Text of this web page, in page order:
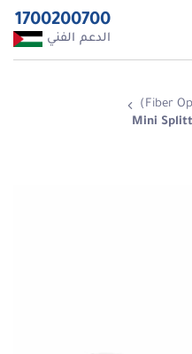
1700200700
الدعم الفني
Mini